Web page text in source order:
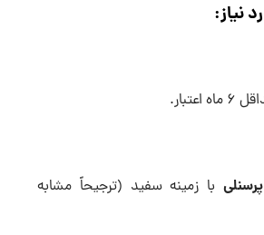
نیاز:
اعتبار.
با زمینه سفید (ترجیحاً مشابه